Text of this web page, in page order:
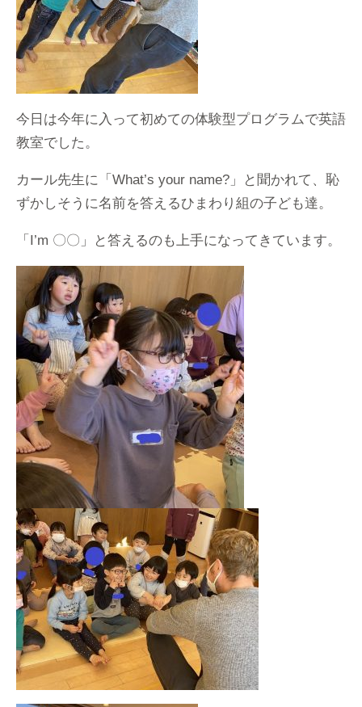
今日は今年に入って初めての体験型プログラムで英語
教室でした。
カール先生に「What’s your name?」と聞かれて、恥
ずかしそうに名前を答えるひまわり組の子ども達。
「I’m 〇〇」と答えるのも上手になってきています。